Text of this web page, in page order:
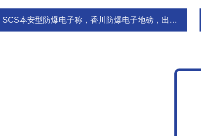
SCS本安型防爆电子称，香川防爆电子地磅，出口型30吨电子地上衡